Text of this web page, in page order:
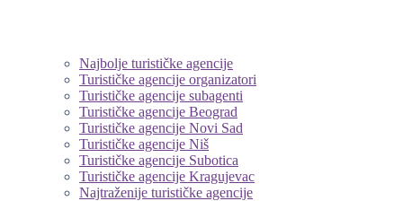
Najbolje turističke agencije
Turističke agencije organizatori
Turističke agencije subagenti
Turističke agencije Beograd
Turističke agencije Novi Sad
Turističke agencije Niš
Turističke agencije Subotica
Turističke agencije Kragujevac
Najtraženije turističke agencije